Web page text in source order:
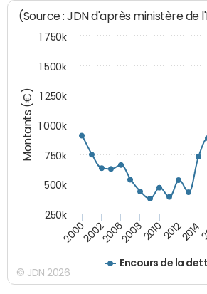
Montants (€)
(Source : JDN d'après ministère de
Encours de la
2000200220062008201020122014
250k
500k
750k
1 000k
1 250k
1 500k
1 750k
© JDN 2026